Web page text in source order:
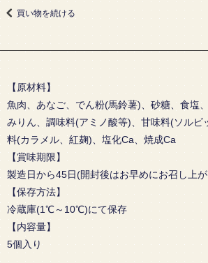
買い物を続ける
【原材料】
魚肉、あなご、でん粉(馬鈴薯)、砂糖、食塩
みりん、調味料(アミノ酸等)、甘味料(ソルビ
料(カラメル、紅麹)、塩化Ca、焼成Ca
【賞味期限】
製造日から45日(開封後はお早めにお召し上
【保存方法】
冷蔵庫(1℃～10℃)にて保存
【内容量】
5個入り